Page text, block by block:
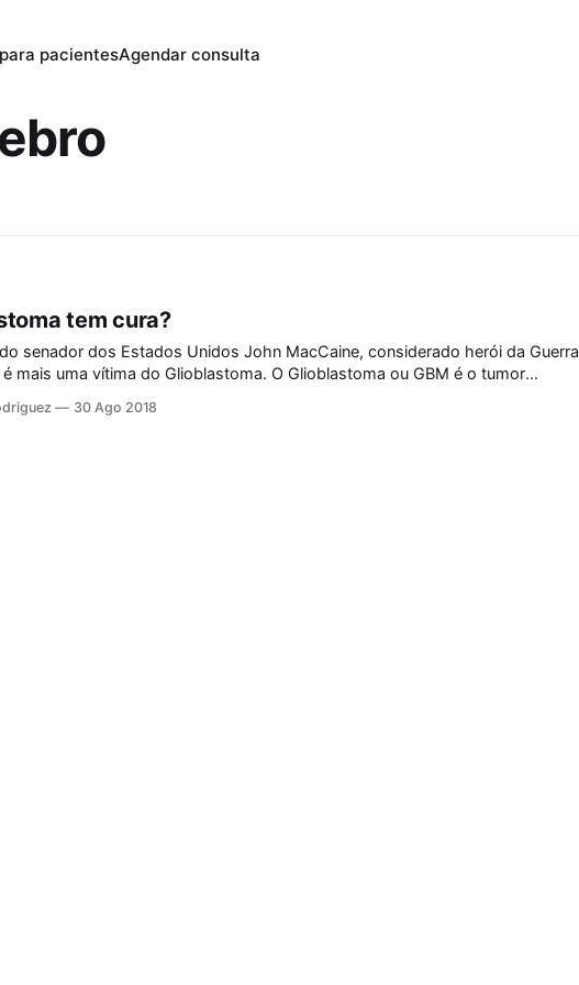
pacientesAgendar consulta
tem cura?
senador dos Estados Unidos John MacCaine, considerado herói da Guerra
vítima do Glioblastoma. O Glioblastoma ou GBM é o tumor
é classificado como IV, ou
30 Ago 2018